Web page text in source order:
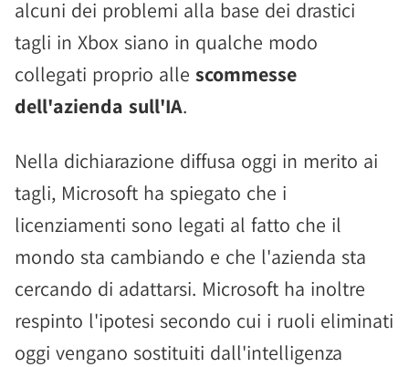
alcuni dei problemi alla base dei drastici
tagli in Xbox siano in qualche modo
collegati proprio alle scommesse
dell'azienda sull'IA.
Nella dichiarazione diffusa oggi in merito ai
tagli, Microsoft ha spiegato che i
licenziamenti sono legati al fatto che il
mondo sta cambiando e che l'azienda sta
cercando di adattarsi. Microsoft ha inoltre
respinto l'ipotesi secondo cui i ruoli eliminati
oggi vengano sostituiti dall'intelligenza